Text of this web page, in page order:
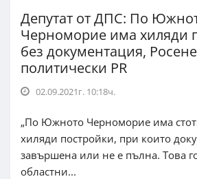
Депутат от ДПС: По
Черноморие има хиляди
без документация,
политически PR
02.09.2021г. 10:18ч.
„По Южното Черноморие има
хиляди постройки, при които
завършена или не е пълна. Това
областни...